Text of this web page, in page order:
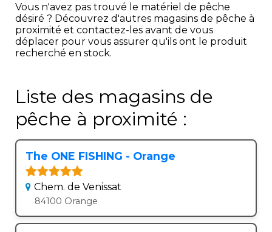
Vous n'avez pas trouvé le matériel de pêche
désiré ? Découvrez d'autres magasins de pêche à
proximité et contactez-les avant de vous
déplacer pour vous assurer qu'ils ont le produit
recherché en stock.
Liste des magasins de
pêche à proximité :
The ONE FISHING - Orange
Chem. de Venissat
84100 Orange